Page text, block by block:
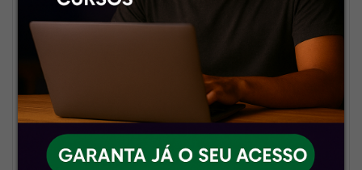
seu sucesso.
🚀
Custo acessível com
qualidade premium
A gente prova que estudar com
material top não precisa pesar